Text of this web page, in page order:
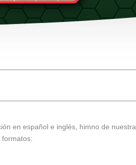
en español e inglés, himno de nuestra